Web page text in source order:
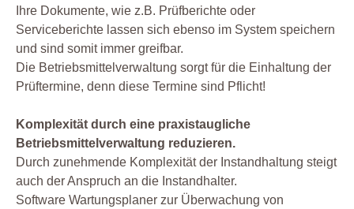
Ihre Dokumente, wie z.B. Prüfberichte oder
Serviceberichte lassen sich ebenso im System speichern
und sind somit immer greifbar.
Die Betriebsmittelverwaltung sorgt für die Einhaltung der
Prüftermine, denn diese Termine sind Pflicht!
Komplexität durch eine praxistaugliche
Betriebsmittelverwaltung reduzieren.
Durch zunehmende Komplexität der Instandhaltung steigt
auch der Anspruch an die Instandhalter.
Software Wartungsplaner zur Überwachung von